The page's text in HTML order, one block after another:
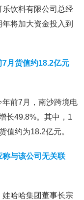
饮料有限公司总经
将加大资金投入到
月货值约18.2亿元
前7月，南沙跨境电
长49.8%。其中，1
值约为18.2亿元。
称与该公司无关联
哈哈集团董事长宗